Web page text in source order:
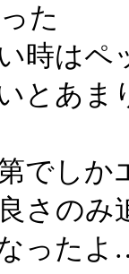
た
時は
とあ
でし
さの
った